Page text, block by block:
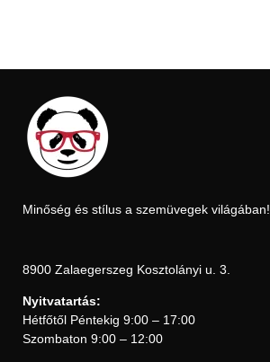
Minőség és stílus a szemüvegek világában!
8900 Zalaegerszeg Kosztolányi u. 3.
Nyitvatartás:
Hétfőtől Péntekig 9:00 – 17:00
Szombaton 9:00 – 12:00